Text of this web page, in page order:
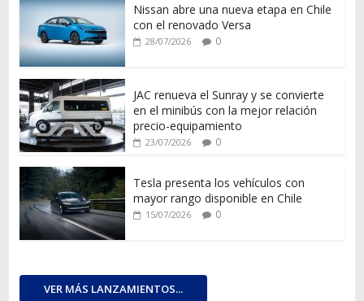
Nissan abre una nueva etapa en Chile
con el renovado Versa
28/07/2026 0
JAC renueva el Sunray y se convierte
en el minibús con la mejor relación
precio-equipamiento
23/07/2026 0
Tesla presenta los vehículos con
mayor rango disponible en Chile
15/07/2026 0
VER MÁS LANZAMIENTOS...